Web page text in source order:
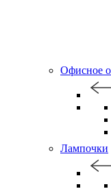
Офисное
Лампочки